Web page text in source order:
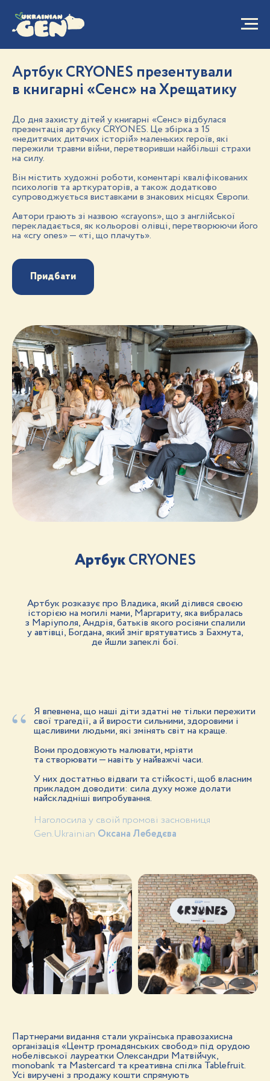
Артбук CRYONES презентували
в книгарні «Сенс» на Хрещатику
До дня захисту дітей у книгарні «Сенс» відбулася
презентація артбуку CRYONES. Це збірка з 15
«недитячих дитячих історій» маленьких героїв, які
пережили травми війни, перетворивши найбільші страхи
на силу.
Він містить художні роботи, коментарі кваліфікованих
психологів та арткураторів, а також додатково
супроводжується виставками в знакових місцях Європи.
Автори грають зі назвою «crayons», що з англійської
перекладається, як кольорові олівці, перетворюючи його
на «cry ones» — «ті, що плачуть».
Придбати
АртбукCRYONES
Артбук розказує про Владика, який ділився своєю
історією на могилі мами, Маргариту, яка вибралась
з Маріуполя, Андрія, батьків якого росіяни спалили
у автівці, Богдана, який зміг врятуватись з Бахмута,
де йшли запеклі бої.
“ Я впевнена, що наші діти здатні не тільки пережити
свої трагедії, а й вирости сильними, здоровими і
щасливими людьми, які змінять світ на краще.
Вони продовжують малювати, мріяти
та створювати — навіть у найважчі часи.
У них достатньо відваги та стійкості, щоб власним
прикладом доводити: сила духу може долати
найскладніші випробування.
Наголосила у своїй промові засновниця
Gen.Ukrainian Оксана Лебедєва
Партнерами видання стали українська правозахисна
організація «Центр громадянських свобод» під орудою
нобелівської лауреатки Олександри Матвійчук,
monobank та Mastercard та креативна спілка Tablefruit.
Усі виручені з продажу кошти спрямують